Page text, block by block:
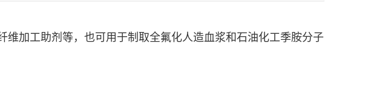
维加工助剂等，也可用于制取全氟化人造血浆和石油化工季胺分子